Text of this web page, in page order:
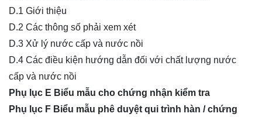
D.1 Giới thiệu
D.2 Các thông số phải xem xét
D.3 Xử lý nước cấp và nước nồi
D.4 Các điều kiện hướng dẫn đối với chất lượng nước
cấp và nước nồi
Phụ lục E Biểu mẫu cho chứng nhận kiểm tra
Phụ lục F Biểu mẫu phê duyệt qui trình hàn / chứng